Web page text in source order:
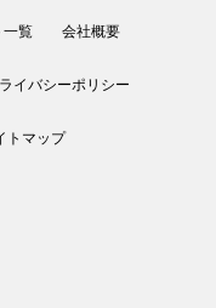
一覧 会社概要
イバシーポリシー
トマップ